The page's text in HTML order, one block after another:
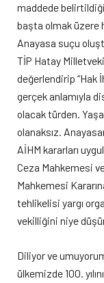
maddede
başta olmak üzere
Anayasa suçu
TİP Hatay
değerlendirip “Hak
gerçek anlamıyla
olacak türden.
olanaksız.
AİHM kararları
Ceza Mahkemesi
Mahkemesi
tehlikelisi yargı
vekilliğini niye
Diliyor ve
ülkemizde 100.